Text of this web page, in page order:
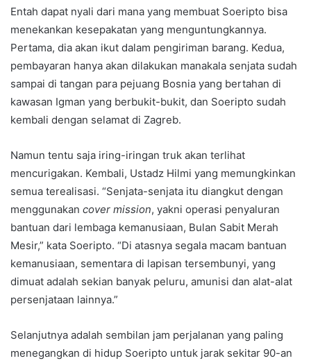
Entah dapat nyali dari mana yang membuat Soeripto bisa
menekankan kesepakatan yang menguntungkannya.
Pertama, dia akan ikut dalam pengiriman barang. Kedua,
pembayaran hanya akan dilakukan manakala senjata sudah
sampai di tangan para pejuang Bosnia yang bertahan di
kawasan Igman yang berbukit-bukit, dan Soeripto sudah
kembali dengan selamat di Zagreb.
Namun tentu saja iring-iringan truk akan terlihat
mencurigakan. Kembali, Ustadz Hilmi yang memungkinkan
semua terealisasi. “Senjata-senjata itu diangkut dengan
menggunakan cover mission, yakni operasi penyaluran
bantuan dari lembaga kemanusiaan, Bulan Sabit Merah
Mesir,” kata Soeripto. “Di atasnya segala macam bantuan
kemanusiaan, sementara di lapisan tersembunyi, yang
dimuat adalah sekian banyak peluru, amunisi dan alat-alat
persenjataan lainnya.”
Selanjutnya adalah sembilan jam perjalanan yang paling
menegangkan di hidup Soeripto untuk jarak sekitar 90-an